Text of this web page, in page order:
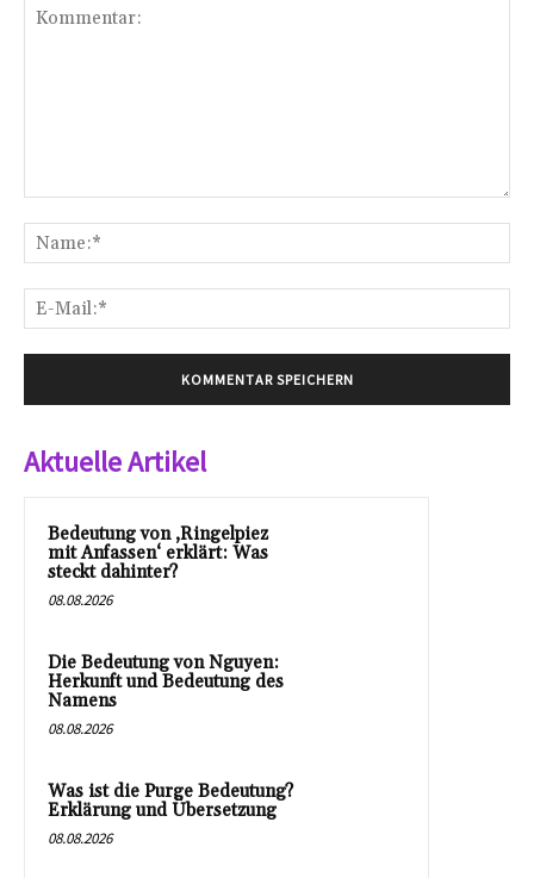
Aktuelle Artikel
Bedeutung von ‚Ringelpiez
mit Anfassen‘ erklärt: Was
steckt dahinter?
08.08.2026
Die Bedeutung von Nguyen:
Herkunft und Bedeutung des
Namens
08.08.2026
Was ist die Purge Bedeutung?
Erklärung und Übersetzung
08.08.2026